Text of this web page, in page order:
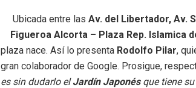
Ubicada entre las Av. del Libertador, Av.
Figueroa Alcorta – Plaza Rep. Islamica
plaza nace. Así lo presenta Rodolfo Pilar,
gran colaborador de Google. Prosigue,
es sin dudarlo elJardín Japonésque tiene